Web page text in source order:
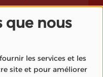
que nous
les services et les
site et pour améliorer